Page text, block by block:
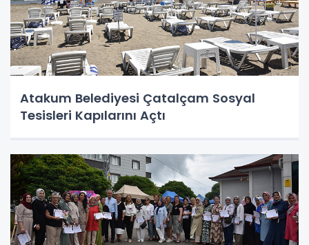
Atakum Belediyesi Çatalçam Sosyal
Tesisleri Kapılarını Açtı